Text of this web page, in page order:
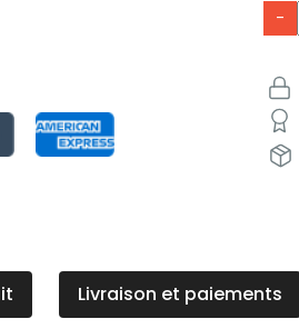
-
Livraison et paiements